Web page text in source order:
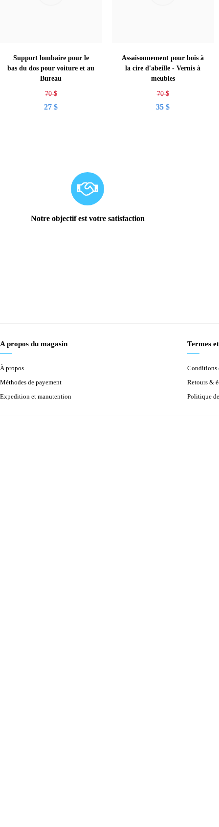
Support lombaire pour le
bas du dos pour voiture et au
Bureau
70$
27 $
Assaisonnement pour bois à
la cire d'abeille - Vernis à
meubles
70$
35 $
Notre objectif est votre satisfaction
A propos du magasin
À propos
Méthodes de payement
Expedition et manutention
Termes
Conditions
Retours &
Politique